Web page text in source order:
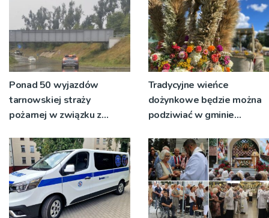
Ponad 50 wyjazdów
tarnowskiej straży
pożarnej w związku z
Tradycyjne wieńce
dożynkowe będzie można
podziwiać w gminie